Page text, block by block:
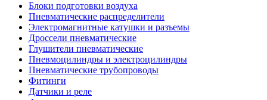
Блоки подготовки воздуха
Пневматические распределители
Электромагнитные катушки и разъемы
Дроссели пневматические
Глушители пневматические
Пневмоцилиндры и электроцилиндры
Пневматические трубопроводы
Фитинги
Датчики и реле